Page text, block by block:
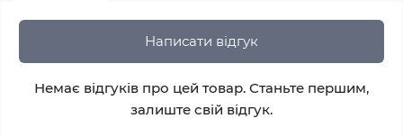
Написати відгук
Немає відгуків про цей товар. Станьте першим,
залиште свій відгук.